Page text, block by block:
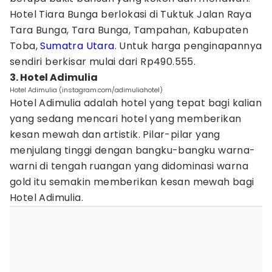
Hotel Tiara Bunga berlokasi di Tuktuk Jalan Raya
Tara Bunga, Tara Bunga, Tampahan, Kabupaten
Toba,Sumatra Utara. Untuk harga penginapannya
sendiri berkisar mulai dari Rp490.555.
3. Hotel Adimulia
Hotel Adimulia (instagram.com/adimuliahotel)
Hotel Adimulia adalah hotel yang tepat bagi kalian
yang sedang mencari hotel yang memberikan
kesan mewah dan artistik. Pilar-pilar yang
menjulang tinggi dengan bangku-bangku warna-
warni di tengah ruangan yang didominasi warna
gold itu semakin memberikan kesan mewah bagi
Hotel Adimulia.